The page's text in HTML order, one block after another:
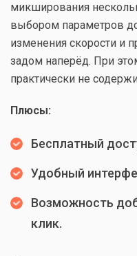
микширования
выбором параметров
изменения скорости и
задом наперёд. При
практически не
Плюсы:
Бесплатный
Удобный
Возможность
клик.